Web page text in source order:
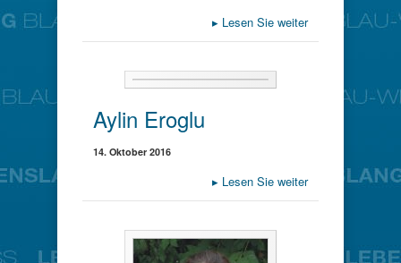
▸ Lesen Sie weiter
Aylin Eroglu
14. Oktober 2016
▸ Lesen Sie weiter